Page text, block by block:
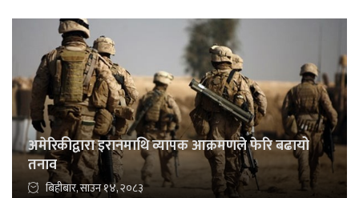
अमेरिकीद्वारा इरानमाथि व्यापक आक्रमणले फेरि बढायो
तनाव
बिहीबार, साउन १४, २०८३